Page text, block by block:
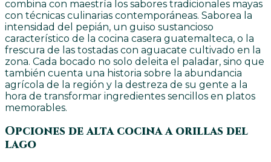
combina con maestría los sabores tradicionales mayas
con técnicas culinarias contemporáneas. Saborea la
intensidad del pepián, un guiso sustancioso
característico de la cocina casera guatemalteca, o la
frescura de las tostadas con aguacate cultivado en la
zona. Cada bocado no solo deleita el paladar, sino que
también cuenta una historia sobre la abundancia
agrícola de la región y la destreza de su gente a la
hora de transformar ingredientes sencillos en platos
memorables.
Opciones de alta cocina a orillas del
lago